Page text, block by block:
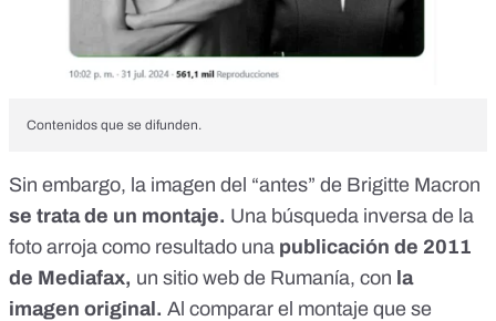
Contenidos que se difunden.
Sin embargo, la imagen del “antes” de Brigitte Macron
se trata de un montaje. Una búsqueda inversa de la
foto arroja como resultado una publicación de 2011
de Mediafax, un sitio web de Rumanía, con la
imagen original. Al comparar el montaje que se